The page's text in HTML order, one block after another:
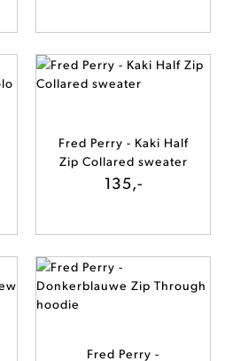
Fred Perry - Kaki Half
Zip Collared sweater
135,-
Fred Perry -